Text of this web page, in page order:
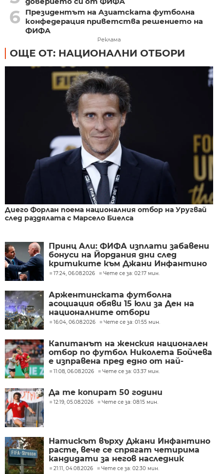
6
Президентът на Азиатската футболна
конфедерация приветства решението на
ФИФА
Реклама
ОЩЕ ОТ: НАЦИОНАЛНИ ОТБОРИ
Диего Форлан поема националния отбор на Уругвай
след раздялата с Марсело Биелса
Принц Али: ФИФА изплати забавени
бонуси на Йордания дни след
критиките към Джани Инфантино
17:24, 06.08.2026 Чете се за: 02:17 мин.
Аржентинската футболна
асоциация обяви 15 юли за Ден на
националните отбори
16:04, 06.08.2026 Чете се за: 01:55 мин.
Капитанът на женския национален
отбор по футбол Николета Бойчева
е изправена пред едно от най-
трудните решения в своята
11:08, 06.08.2026 Чете се за: 03:37 мин.
Да те копират 50 години
12:19, 05.08.2026 Чете се за: 08:15 мин.
Натискът върху Джани Инфантино
расте, вече се спрягат четирима
кандидати за негов наследник
21:11, 04.08.2026 Чете се за: 02:30 мин.